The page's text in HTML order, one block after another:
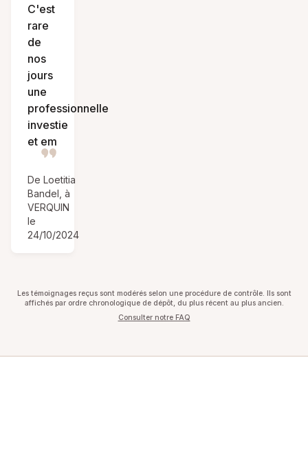
C'est
rare
de
nos
jours
une
professionnelle
investie
et em
De Loetitia
Bandel, à
VERQUIN
le
24/10/2024
Les témoignages reçus sont modérés selon une procédure de contrôle. Ils sont
affichés par ordre chronologique de dépôt, du plus récent au plus ancien.
Consulter notre FAQ